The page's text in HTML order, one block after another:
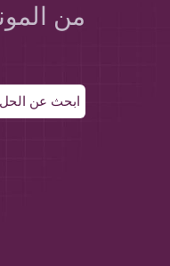
من
ابحث عن